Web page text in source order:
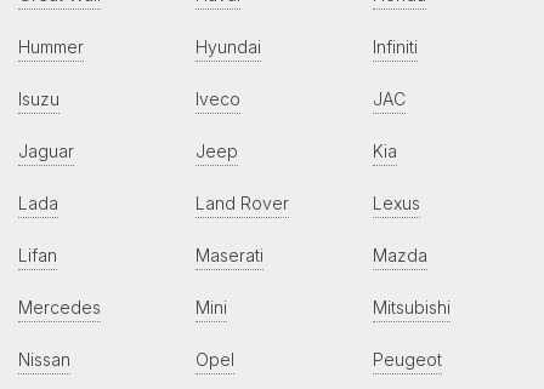
Hummer Hyundai Infiniti
Isuzu Iveco JAC
Jaguar Jeep Kia
Lada Land Rover Lexus
Lifan Maserati Mazda
Mercedes Mini Mitsubishi
Nissan Opel Peugeot